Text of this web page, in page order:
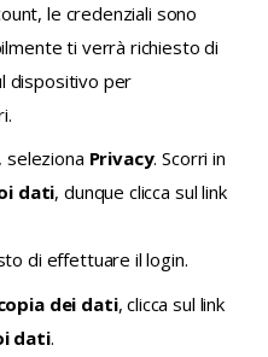
, le credenziali sono
ti verrà richiesto di
dispositivo per
seleziona Privacy. Scorri in
dati, dunque clicca sul link
di effettuare il login.
dei dati, clicca sul link
dati.